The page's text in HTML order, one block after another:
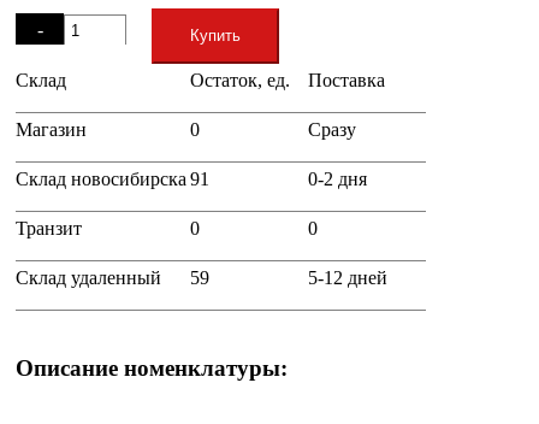
-
+
Купить
Склад Остаток, ед. Поставка
Магазин 0 Сразу
Склад новосибирска 91 0-2 дня
Транзит 0 0
Склад удаленный 59 5-12 дней
Описание номенклатуры: